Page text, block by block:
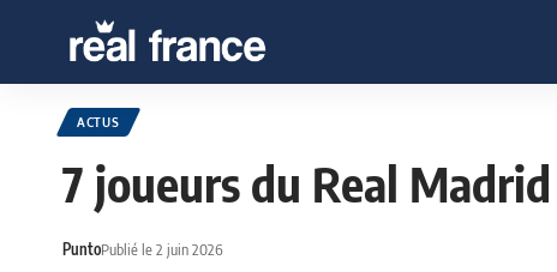
ACTUS
7 joueurs du Real
PuntoPublié le 2 juin 2026